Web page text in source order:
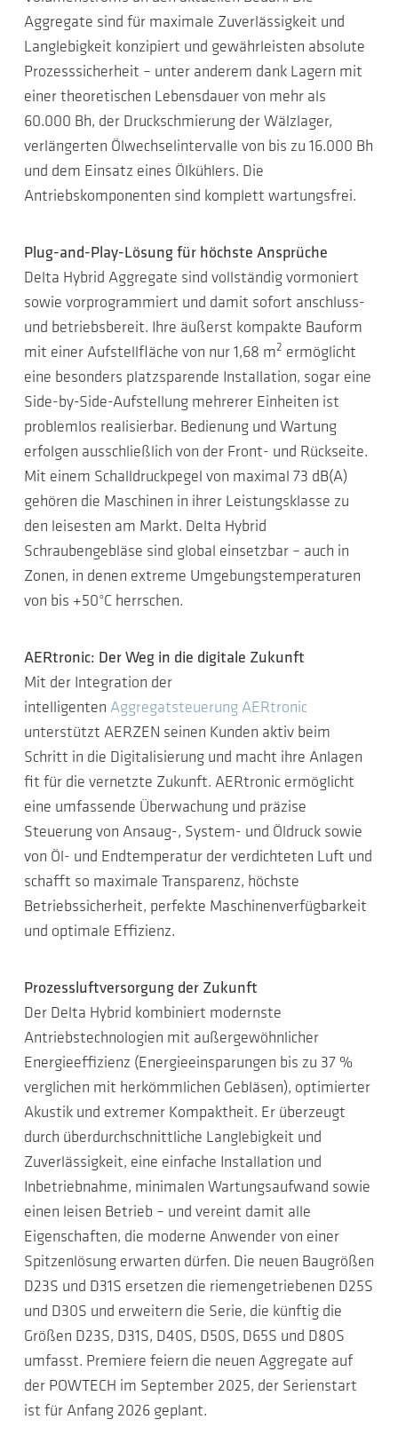
Aggregate sind für maximale Zuverlässigkeit und
Langlebigkeit konzipiert und gewährleisten absolute
Prozesssicherheit – unter anderem dank Lagern mit
einer theoretischen Lebensdauer von mehr als
60.000 Bh, der Druckschmierung der Wälzlager,
verlängerten Ölwechselintervalle von bis zu 16.000 Bh
und dem Einsatz eines Ölkühlers. Die
Antriebskomponenten sind komplett wartungsfrei.
Plug-and-Play-Lösung für höchste Ansprüche
Delta Hybrid Aggregate sind vollständig vormoniert
sowie vorprogrammiert und damit sofort anschluss-
und betriebsbereit. Ihre äußerst kompakte Bauform
mit einer Aufstellfläche von nur 1,68 m2 ermöglicht
eine besonders platzsparende Installation, sogar eine
Side-by-Side-Aufstellung mehrerer Einheiten ist
problemlos realisierbar. Bedienung und Wartung
erfolgen ausschließlich von der Front- und Rückseite.
Mit einem Schalldruckpegel von maximal 73 dB(A)
gehören die Maschinen in ihrer Leistungsklasse zu
den leisesten am Markt. Delta Hybrid
Schraubengebläse sind global einsetzbar – auch in
Zonen, in denen extreme Umgebungstemperaturen
von bis +50°C herrschen.
AERtronic: Der Weg in die digitale Zukunft
Mit der Integration der
intelligenten Aggregatsteuerung AERtronic
unterstützt AERZEN seinen Kunden aktiv beim
Schritt in die Digitalisierung und macht ihre Anlagen
fit für die vernetzte Zukunft. AERtronic ermöglicht
eine umfassende Überwachung und präzise
Steuerung von Ansaug-, System- und Öldruck sowie
von Öl- und Endtemperatur der verdichteten Luft und
schafft so maximale Transparenz, höchste
Betriebssicherheit, perfekte Maschinenverfügbarkeit
und optimale Effizienz.
Prozessluftversorgung der Zukunft
Der Delta Hybrid kombiniert modernste
Antriebstechnologien mit außergewöhnlicher
Energieeffizienz (Energieeinsparungen bis zu 37 %
verglichen mit herkömmlichen Gebläsen), optimierter
Akustik und extremer Kompaktheit. Er überzeugt
durch überdurchschnittliche Langlebigkeit und
Zuverlässigkeit, eine einfache Installation und
Inbetriebnahme, minimalen Wartungsaufwand sowie
einen leisen Betrieb – und vereint damit alle
Eigenschaften, die moderne Anwender von einer
Spitzenlösung erwarten dürfen. Die neuen Baugrößen
D23S und D31S ersetzen die riemengetriebenen D25S
und D30S und erweitern die Serie, die künftig die
Größen D23S, D31S, D40S, D50S, D65S und D80S
umfasst. Premiere feiern die neuen Aggregate auf
der POWTECH im September 2025, der Serienstart
ist für Anfang 2026 geplant.